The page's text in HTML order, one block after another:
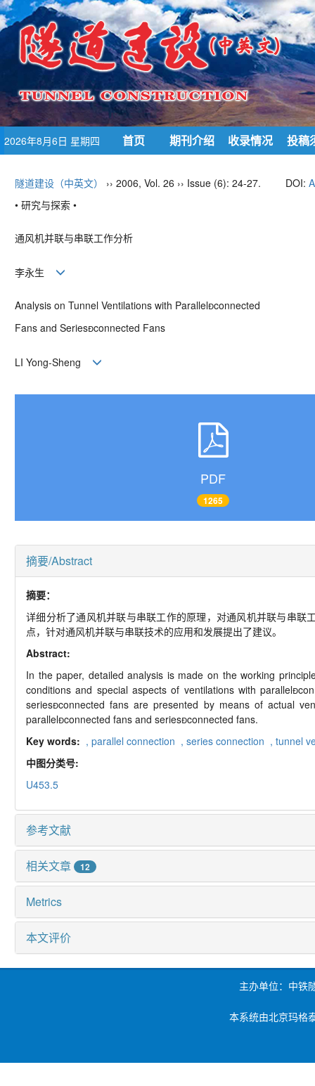
2026年8月6日 星期四 首页 期刊介绍 收录情况 投稿
隧道建设（中英文） ›› 2006, Vol. 26 ›› Issue (6): 24-27. DOI: A
• 研究与探索 •
通风机并联与串联工作分析
李永生
Analysis on Tunnel Ventilations with Parallelconnected
Fans and Seriesconnected Fans
LI Yong-Sheng
PDF
1265
摘要/Abstract
摘要：
详细分析了通风机并联与串联工作的原理，对通风机并联与串
点，针对通风机并联与串联技术的应用和发展提出了建议。
Abstract:
In the paper, detailed analysis is made on the working
conditions and special aspects of ventilations with
seriesconnected fans are presented by means of actual
parallelconnected fans and seriesconnected fans.
Key words: , parallel connection , series connection , tunnel
中图分类号:
U453.5
参考文献
相关文章 12
Metrics
本文评价
主办单位：中铁
本系统由北京玛格